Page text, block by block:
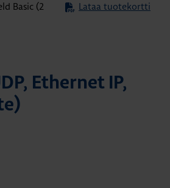
Basic (2
Lataa tuotekortti
Ethernet IP,